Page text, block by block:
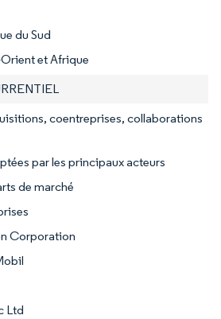
du Sud
et Afrique
coentreprises, collaborations
par les principaux acteurs
de marché
Corporation
Ltd